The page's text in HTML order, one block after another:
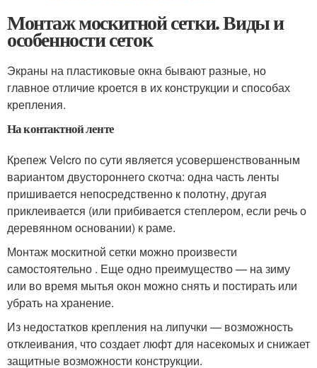
Монтаж москитной сетки. Виды и
особенности сеток
Экраны на пластиковые окна бывают разные, но
главное отличие кроется в их конструкции и способах
крепления.
На контактной ленте
Крепеж Velcro по сути является усовершенствованным
вариантом двустороннего скотча: одна часть ленты
пришивается непосредственно к полотну, другая
приклеивается (или прибивается степлером, если речь о
деревянном основании) к раме.
Монтаж москитной сетки можно произвести
самостоятельно . Еще одно преимущество — на зиму
или во время мытья окон можно снять и постирать или
убрать на хранение.
Из недостатков крепления на липучки — возможность
отклеивания, что создает люфт для насекомых и снижает
защитные возможности конструкции.